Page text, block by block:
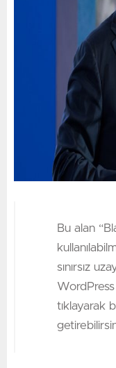
Bu alan
sınırsız
tıklayarak